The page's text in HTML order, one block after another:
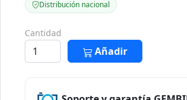
Distribución nacional
Cantidad
Añadir